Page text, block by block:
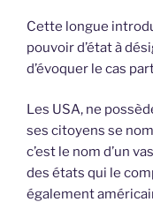
Cette longue
pouvoir d’état à
d’évoquer le cas
Les USA, ne
ses citoyens se
c’est le nom d’un
des états qui le
également